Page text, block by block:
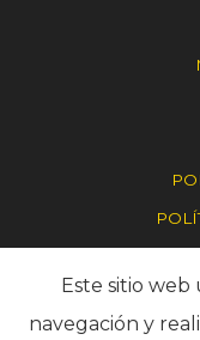
Este sitio web
navegación y